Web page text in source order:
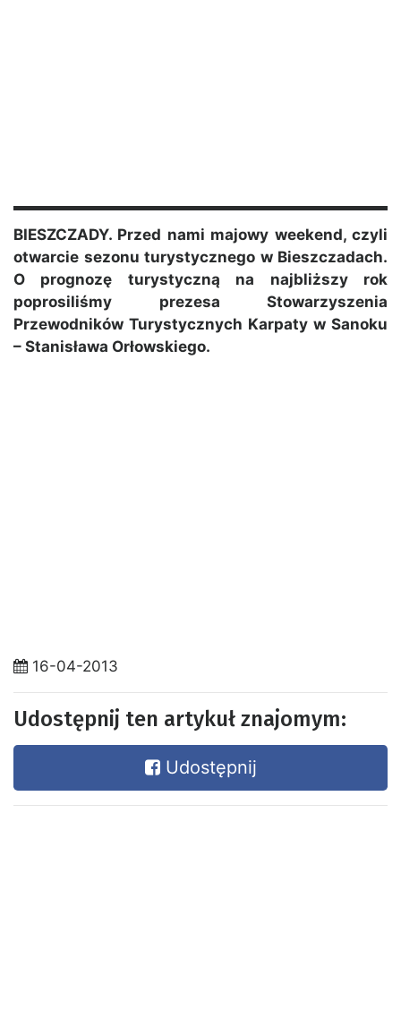
BIESZCZADY. Przed nami majowy weekend, czyli
otwarcie sezonu turystycznego w Bieszczadach.
O prognozę turystyczną na najbliższy rok
poprosiliśmy prezesa Stowarzyszenia
Przewodników Turystycznych Karpaty w Sanoku
– Stanisława Orłowskiego.
16-04-2013
Udostępnij ten artykuł znajomym:
Udostępnij